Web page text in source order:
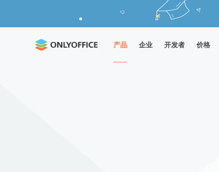
产品 企业 开发者 价格